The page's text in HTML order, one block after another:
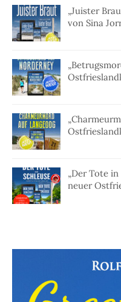
„Juister
von Sina
„Der Tote
neuer